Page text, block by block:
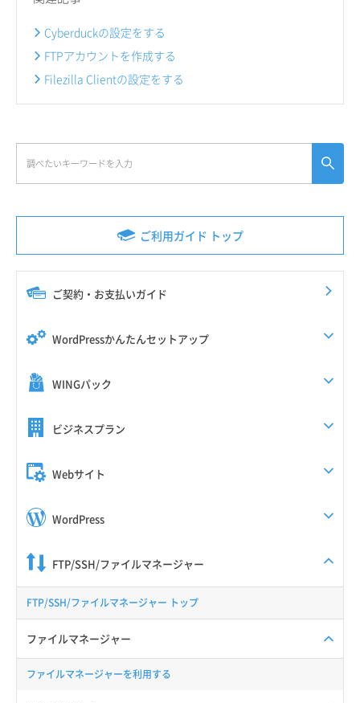
ご利用ガイド トップ
ご契約・お支払いガイド
WordPressかんたんセットアップ
WINGパック
ビジネスプラン
Webサイト
WordPress
FTP/SSH/ファイルマネージャー
FTP/SSH/ファイルマネージャー トップ
ファイルマネージャー
ファイルマネージャーを利用する
Cyberduckの設定をする
FTPアカウントを作成する
Filezilla Clientの設定をする